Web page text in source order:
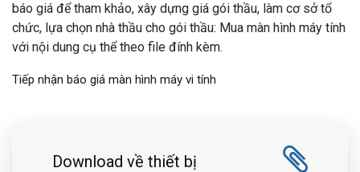
báo giá để tham khảo, xây dựng giá gói thầu, làm cơ sở tổ
chức, lựa chọn nhà thầu cho gói thầu: Mua màn hình máy tính
với nội dung cụ thể theo file đính kèm.
Tiếp nhận báo giá màn hình máy vi tính
Download về thiết bị